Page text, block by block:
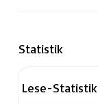
Statistik
Lese-Statistik